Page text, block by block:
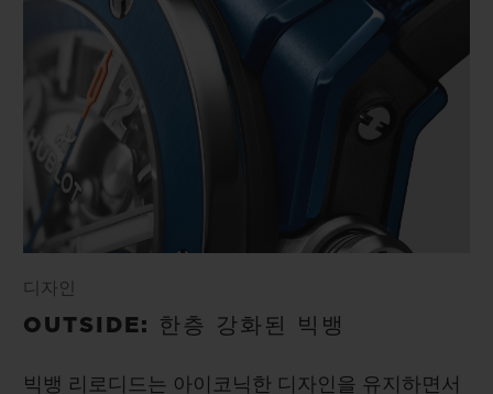
디자인
OUTSIDE: 한층 강화된 빅뱅
빅뱅 리로디드는 아이코닉한 디자인을 유지하면서